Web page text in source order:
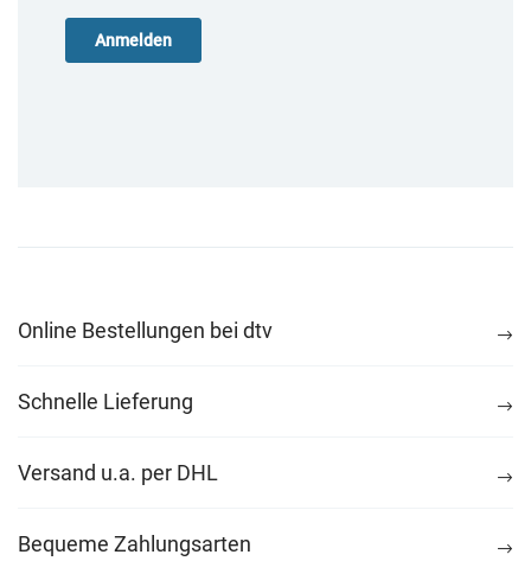
Online Bestellungen bei dtv
Schnelle Lieferung
Versand u.a. per DHL
Bequeme Zahlungsarten